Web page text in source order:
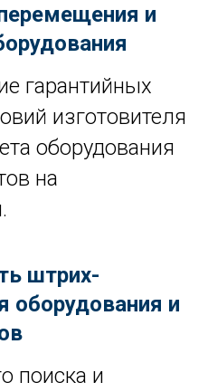
и
гарантийных
изготовителя
оборудования
на
штрих-
оборудования и
поиска и